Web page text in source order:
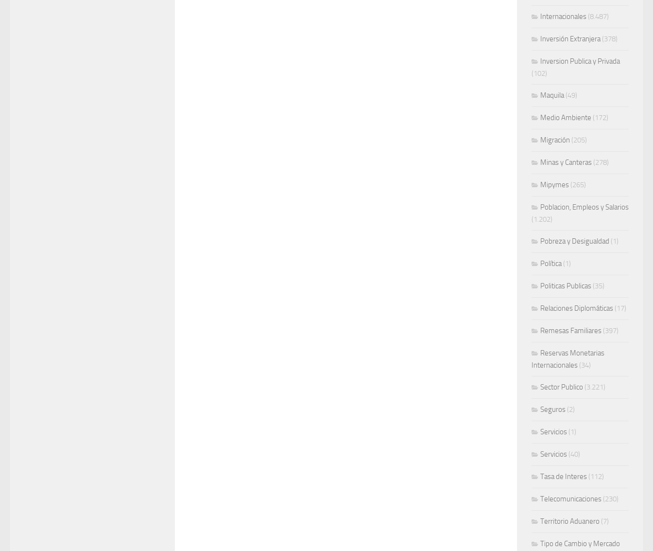
Internacionales (8.487)
Inversión Extranjera(378)
Inversion Publica y Privada
(102)
Maquila(49)
Medio Ambiente (172)
Migración (205)
Minas y Canteras (278)
Mipymes (265)
Poblacion, Empleos y Salarios
(1.202)
Pobreza y Desigualdad (1)
Política(1)
Politicas Publicas (35)
Relaciones Diplomáticas (17)
Remesas Familiares (397)
Reservas Monetarias
Internacionales (34)
Sector Publico (3.221)
Seguros (2)
Servicios (1)
Servicios (40)
Tasa de Interes (112)
Telecomunicaciones (230)
Territorio Aduanero (7)
Tipo de Cambio y Mercado